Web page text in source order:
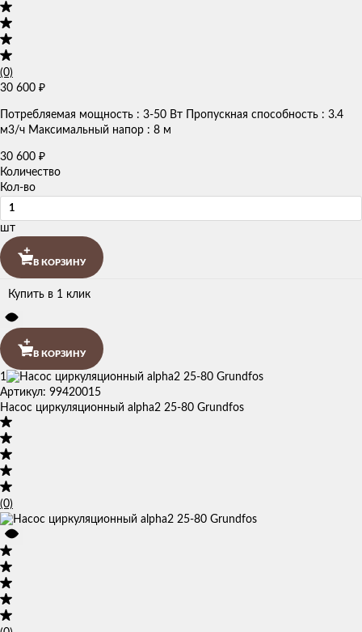
(0)
30 600 ₽
Потребляемая мощность : 3-50 Вт Пропускная способность : 3.4
м3/ч Максимальный напор : 8 м
30 600 ₽
Количество
Кол-во
шт
В КОРЗИНУ
Купить в 1 клик
В КОРЗИНУ
1
Артикул: 99420015
Насос циркуляционный alpha2 25-80 Grundfos
(0)